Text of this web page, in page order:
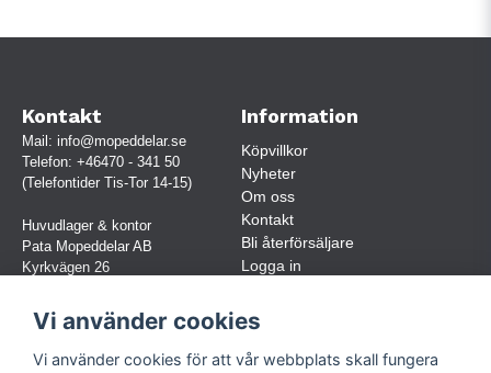
Kontakt
Mail: info@mopeddelar.se
Telefon: +46470 - 341 50
(Telefontider Tis-Tor 14-15)
Huvudlager & kontor
Pata Mopeddelar AB
Kyrkvägen 26
(OBS. Endast förbokade besök)
Org.nr:
559030-5248
Information
Köpvillkor
Nyheter
Om oss
Kontakt
Bli återförsäljare
Logga in
Vi använder cookies
Vi använder cookies för att vår webbplats skall fungera